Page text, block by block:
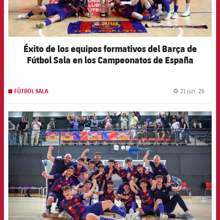
Éxito de los equipos formativos del Barça de
Fútbol Sala en los Campeonatos de España
FÚTBOL SALA 21 jun. 26
FCB Barcelona badge